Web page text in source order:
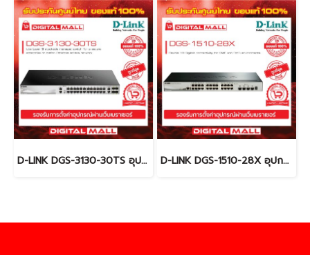
D-LINK DGS-3130-30TS อุปกรณ์ขยายสัญญาณ (Switch) D-LINK DGS-1510-28X อุปกรณ์ขยายสัญญาณ (Switch)